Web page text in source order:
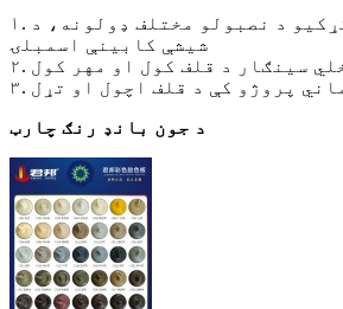
۱. د دروازو او کړکیو د نصبولو مختلف ډولونه، د
شیشې کابینې اسمبلۍ
سينګار د قلف کول او مهر کول
پروژو کې د قلف اچول او تړل
د جون بانډ رنګ چارټ